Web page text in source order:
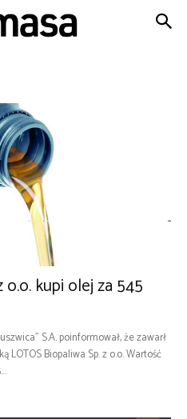
o.o. kupi olej za 545
S.A. poinformował, że zawarł
LOTOS Biopaliwa Sp. z o.o. Wartość